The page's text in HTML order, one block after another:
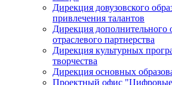
Дирекция довузовского
привлечения талантов
Дирекция дополнительного
отраслевого партнерства
Дирекция культурных
творчества
Дирекция основных
Проектный офис